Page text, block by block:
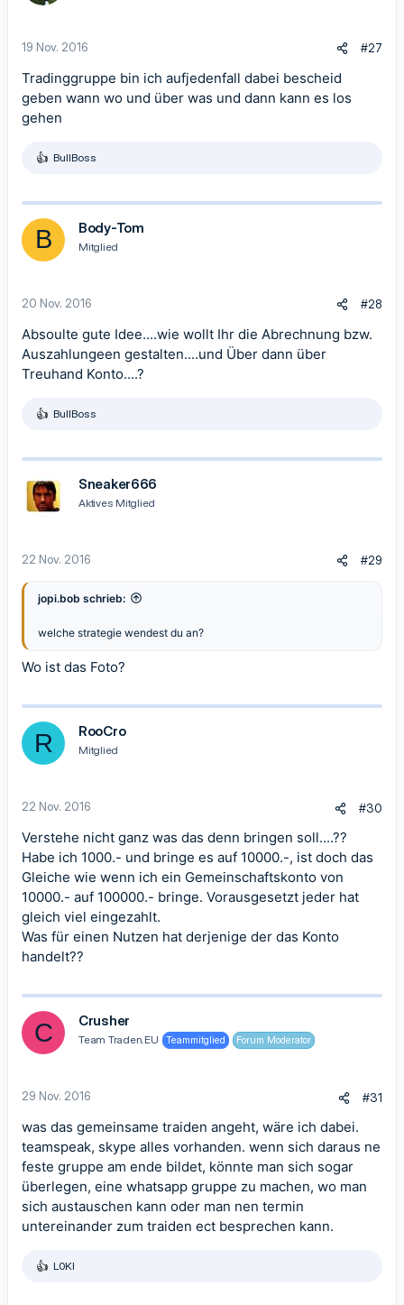
n
19 Nov. 2016 #27
Tradinggruppe bin ich aufjedenfall dabei bescheid
geben wann wo und über was und dann kann es los
gehen
R
k
t
o
n
:
BullBoss
B Body-Tom
Mitglied
20 Nov. 2016 #28
Absoulte gute Idee....wie wollt Ihr die Abrechnung bzw.
Auszahlungeen gestalten....und Über dann über
Treuhand Konto....?
R
k
i
o
:
BullBoss
Sneaker666
Aktives Mitglied
22 Nov. 2016 #29
jopi.bob schrieb:
welche strategie wendest du an?
Wo ist das Foto?
R RooCro
Mitglied
22 Nov. 2016 #30
Verstehe nicht ganz was das denn bringen soll....??
Habe ich 1000.- und bringe es auf 10000.-, ist doch das
Gleiche wie wenn ich ein Gemeinschaftskonto von
10000.- auf 100000.- bringe. Vorausgesetzt jeder hat
gleich viel eingezahlt.
Was für einen Nutzen hat derjenige der das Konto
handelt??
C Crusher
Team Traden.EU Teammitglied Forum Moderator
29 Nov. 2016 #31
was das gemeinsame traiden angeht, wäre ich dabei.
teamspeak, skype alles vorhanden. wenn sich daraus ne
feste gruppe am ende bildet, könnte man sich sogar
überlegen, eine whatsapp gruppe zu machen, wo man
sich austauschen kann oder man nen termin
untereinander zum traiden ect besprechen kann.
R
L0KI